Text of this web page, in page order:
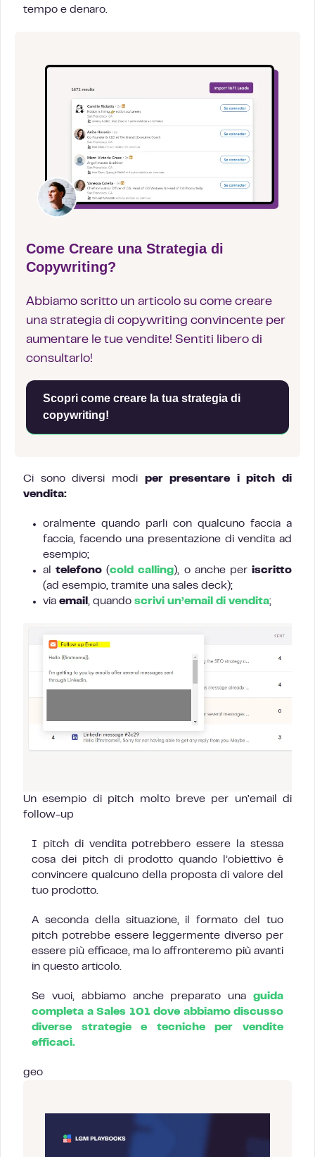
tempo e denaro.
Come Creare una Strategia di
Copywriting?
Abbiamo scritto un articolo su come creare
una strategia di copywriting convincente per
aumentare le tue vendite! Sentiti libero di
consultarlo!
Scopri come creare la tua strategia di
copywriting!
Ci sono diversi modiper presentare i pitch di
vendita:
oralmente quando parli con qualcuno faccia a
faccia, facendo una presentazione di vendita ad
esempio;
altelefono (cold calling), o anche periscritto
(ad esempio, tramite una sales deck);
via email , quando scrivi un’email di vendita;
Un esempio di pitch molto breve per un’email di
follow-up
I pitch di vendita potrebbero essere la stessa
cosa dei pitch di prodotto quando l’obiettivo è
convincere qualcuno della proposta di valore del
tuo prodotto.
A seconda della situazione, il formato del tuo
pitch potrebbe essere leggermente diverso per
essere più efficace, ma lo affronteremo più avanti
in questo articolo.
Se vuoi, abbiamo anche preparato una guida
completa a Sales 101 dove abbiamo discusso
diverse strategie e tecniche per vendite
efficaci.
geo